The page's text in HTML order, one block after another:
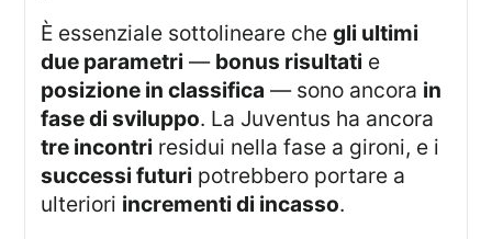
È essenziale sottolineare chegli ultimi
due parametri — bonus risultati e
posizione in classifica — sono ancora in
fase di sviluppo. La Juventus ha ancora
tre incontri residui nella fase a gironi, e i
successi futuri potrebbero portare a
ulteriori incrementi di incasso.